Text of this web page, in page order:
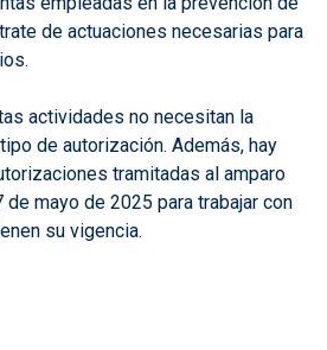
de actuaciones necesarias para
actividades no necesitan la
de autorización. Además, hay
tramitadas al amparo
mayo de 2025 para trabajar con
su vigencia.